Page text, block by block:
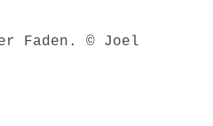
Faden. © Joel